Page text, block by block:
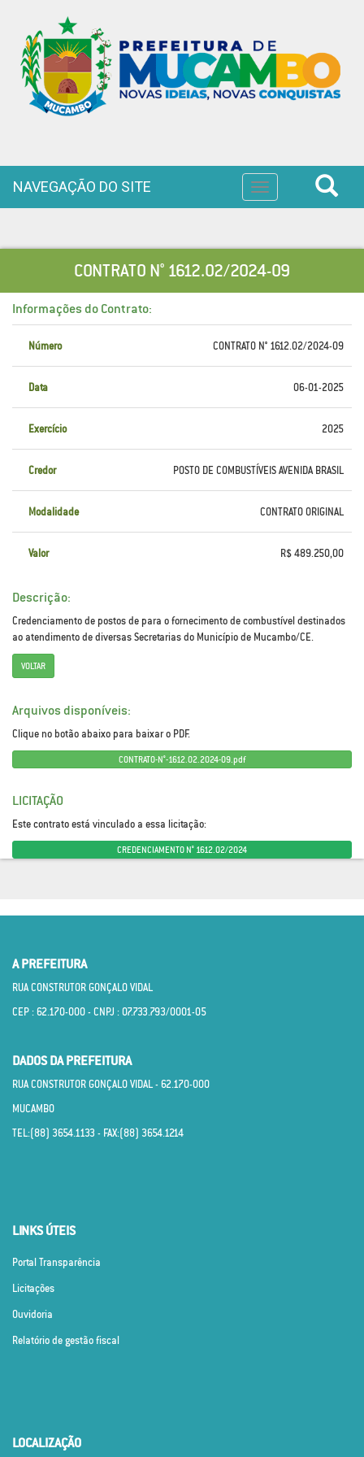
Toggle
navigation
NAVEGAÇÃO DO SITE
CONTRATO N° 1612.02/2024-09
Informações do Contrato:
Número CONTRATO N° 1612.02/2024-09
Data 06-01-2025
Exercício 2025
Credor POSTO DE COMBUSTÍVEIS AVENIDA BRASIL
Modalidade CONTRATO ORIGINAL
Valor R$ 489.250,00
Descrição:
Credenciamento de postos de para o fornecimento de combustível destinados
ao atendimento de diversas Secretarias do Município de Mucambo/CE.
VOLTAR
Arquivos disponíveis:
Clique no botão abaixo para baixar o PDF.
CONTRATO-N°-1612.02.2024-09.pdf
LICITAÇÃO
Este contrato está vinculado a essa licitação:
CREDENCIAMENTO N° 1612.02/2024
A PREFEITURA
RUA CONSTRUTOR GONÇALO VIDAL
CEP : 62.170­-000 - CNPJ : 07.733.793/0001­-05
DADOS DA PREFEITURA
RUA CONSTRUTOR GONÇALO VIDAL - 62.170­-000
MUCAMBO
TEL:(88) 3654.1133 - FAX:(88) 3654.1214
LINKS ÚTEIS
Portal Transparência
Licitações
Ouvidoria
Relatório de gestão fiscal
LOCALIZAÇÃO